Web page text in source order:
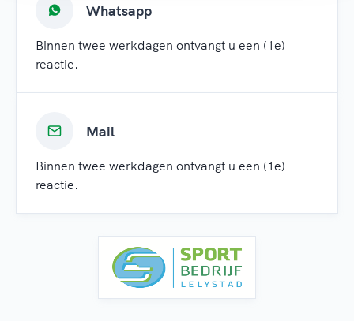
Whatsapp
Binnen twee werkdagen ontvangt u een (1e)
reactie.
Mail
Binnen twee werkdagen ontvangt u een (1e)
reactie.